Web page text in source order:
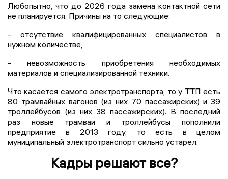
Любопытно, что до 2026 года замена контактной сети
не планируется. Причины на то следующие:
- отсутствие квалифицированных специалистов в
нужном количестве,
- невозможность приобретения необходимых
материалов и специализированной техники.
Что касается самого электротранспорта, то у ТТП есть
80 трамвайных вагонов (из них 70 пассажирских) и 39
троллейбусов (из них 38 пассажирских). В последний
раз новые трамваи и троллейбусы пополнили
предприятие в 2013 году, то есть в целом
муниципальный электротранспорт сильно устарел.
Кадры решают все?